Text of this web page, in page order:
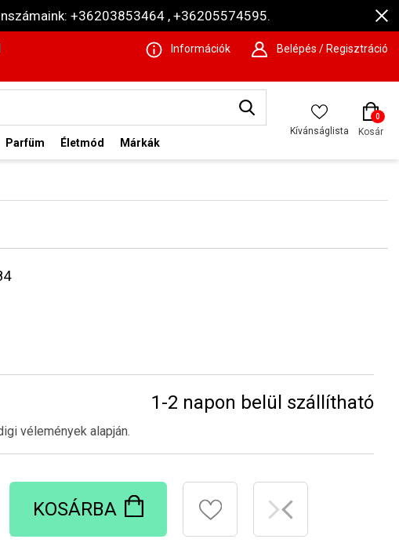
+36203853464 , +36205574595.
Információk Belépés / Regisztráció
Parfüm Életmód Márkák
Kívánságlista
0
Kosár
1-2 napon belül szállítható
vélemények alapján.
KOSÁRBA